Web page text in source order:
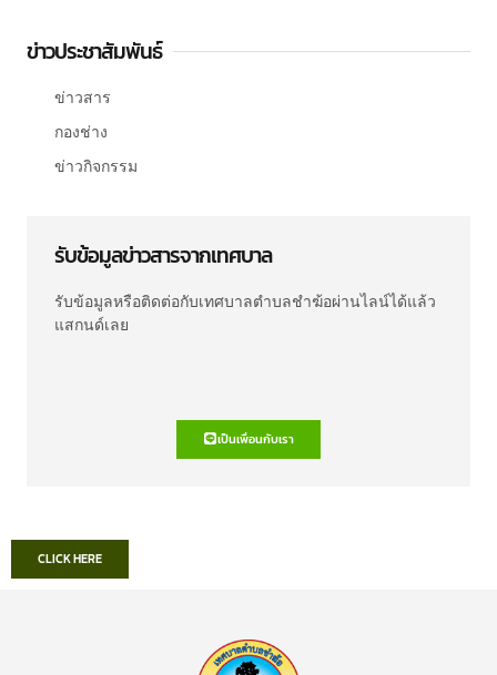
ข่าวประชาสัมพันธ์
ข่าวสาร
กองช่าง
ข่าวกิจกรรม
รับข้อมูลข่าวสารจากเทศบาล
รับข้อมูลหรือติดต่อกับเทศบาลตำบลชำฆ้อผ่านไลน์ได้แล้ว
แสกนด์เลย
เป็นเพื่อนกับเรา
CLICK HERE